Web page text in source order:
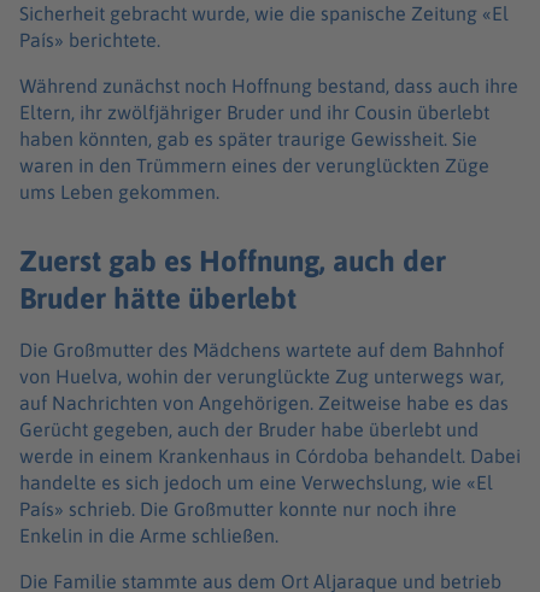
Sicherheit gebracht wurde, wie die spanische Zeitung «El
País» berichtete.
Während zunächst noch Hoffnung bestand, dass auch ihre
Eltern, ihr zwölfjähriger Bruder und ihr Cousin überlebt
haben könnten, gab es später traurige Gewissheit. Sie
waren in den Trümmern eines der verunglückten Züge
ums Leben gekommen.
Zuerst gab es Hoffnung, auch der
Bruder hätte überlebt
Die Großmutter des Mädchens wartete auf dem Bahnhof
von Huelva, wohin der verunglückte Zug unterwegs war,
auf Nachrichten von Angehörigen. Zeitweise habe es das
Gerücht gegeben, auch der Bruder habe überlebt und
werde in einem Krankenhaus in Córdoba behandelt. Dabei
handelte es sich jedoch um eine Verwechslung, wie «El
País» schrieb. Die Großmutter konnte nur noch ihre
Enkelin in die Arme schließen.
Die Familie stammte aus dem Ort Aljaraque und betrieb